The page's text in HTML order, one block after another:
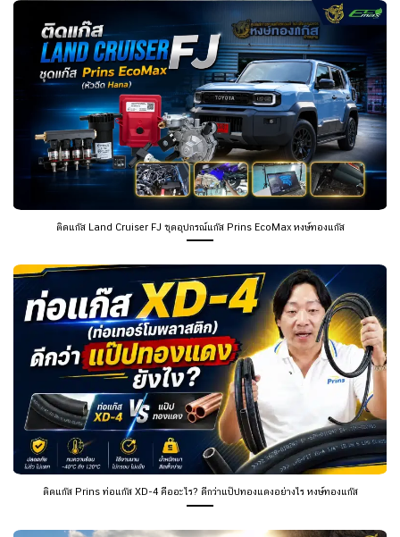
ติดแก๊ส Land Cruiser FJ ชุดอุปกรณ์แก๊ส Prins EcoMax หงษ์ทองแก๊ส
ติดแก๊ส Prins ท่อแก๊ส XD-4 คืออะไร? ดีกว่าแป๊ปทองแดงอย่างไร หงษ์ทองแก๊ส